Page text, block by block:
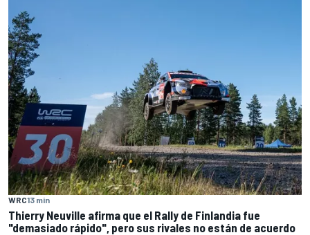
WRC13 min
Thierry Neuville afirma que el Rally de Finlandia fue
"demasiado rápido", pero sus rivales no están de acuerdo